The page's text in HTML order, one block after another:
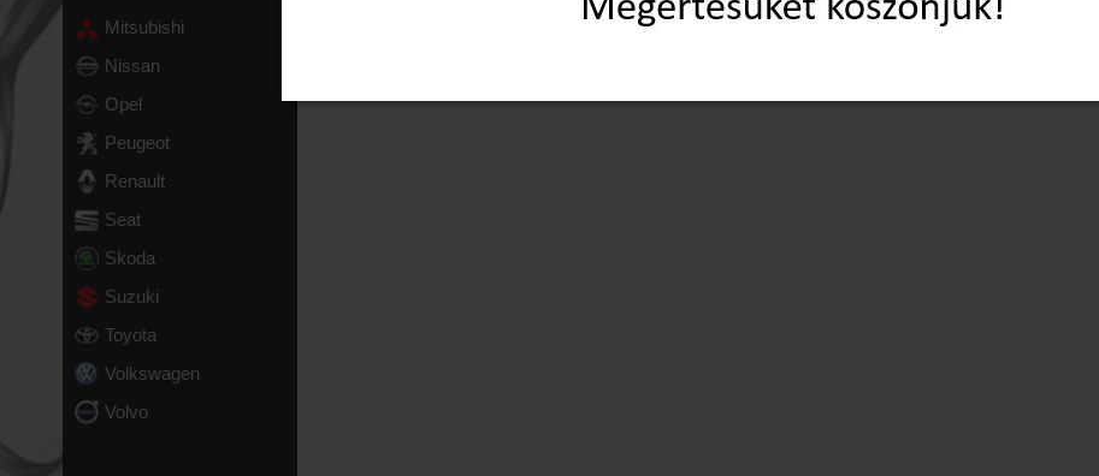
Mitsubishi
Nissan
Opel
Peugeot
Renault
Seat
Skoda
Suzuki
Toyota
Volkswagen
Volvo